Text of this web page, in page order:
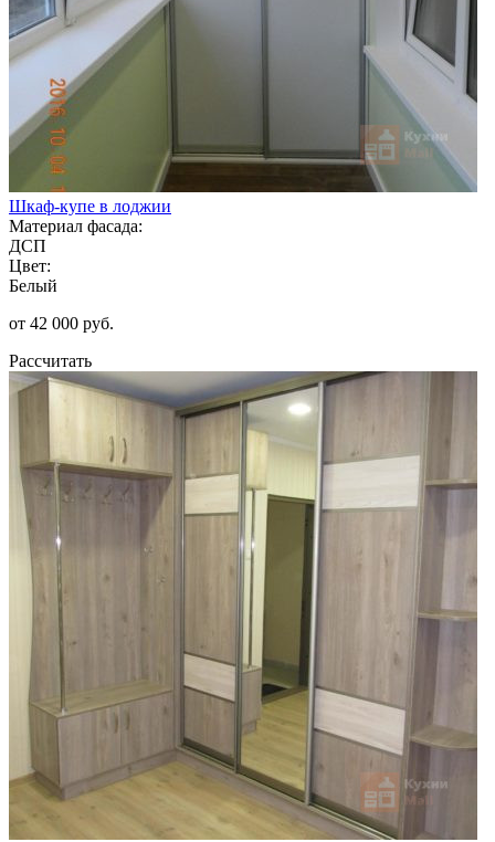
Шкаф-купе в лоджии
Материал фасада:
ДСП
Цвет:
Белый
от 42 000 руб.
Рассчитать